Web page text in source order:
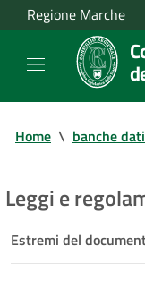
Regione Marche
Home \ banche
Leggi e
Estremi del